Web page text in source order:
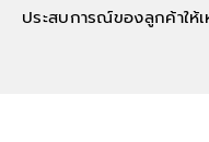
ประสบการณ์ของลูกค้าให้